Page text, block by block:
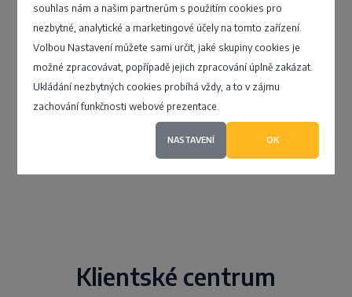
souhlas nám a našim partnerům s použitím cookies pro
nezbytné, analytické a marketingové účely na tomto zařízení.
Volbou Nastavení můžete sami určit, jaké skupiny cookies je
možné zpracovávat, popřípadě jejich zpracování úplně zakázat.
Ukládání nezbytných cookies probíhá vždy, a to v zájmu
zachování funkčnosti webové prezentace.
NASTAVENÍ OK
Čistovická 90/15, Praha - Řepy
4
Klientské centrum